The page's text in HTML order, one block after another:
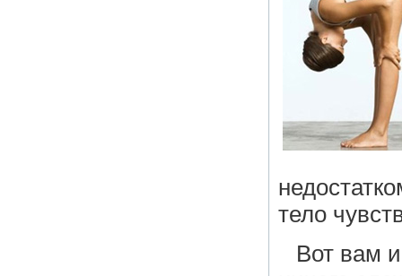
тело
Вот вам